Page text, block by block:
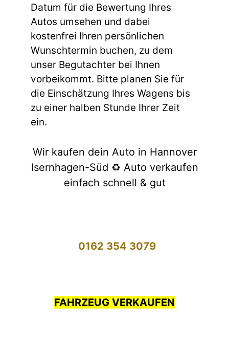
Datum für die Bewertung Ihres
Autos umsehen und dabei
kostenfrei Ihren persönlichen
Wunschtermin buchen, zu dem
unser Begutachter bei Ihnen
vorbeikommt. Bitte planen Sie für
die Einschätzung Ihres Wagens bis
zu einer halben Stunde Ihrer Zeit
ein.
Wir kaufen dein Auto in Hannover
Isernhagen-Süd ♻️ Auto verkaufen
einfach schnell & gut
0162 354 3079
FAHRZEUG VERKAUFEN